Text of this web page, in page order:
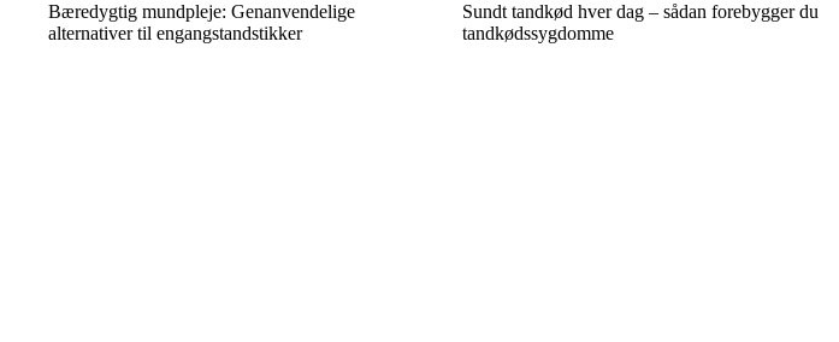
Bæredygtig mundpleje: Genanvendelige
alternativer til engangstandstikker
Sundt tandkød hver dag – sådan forebygger du
tandkødssygdomme